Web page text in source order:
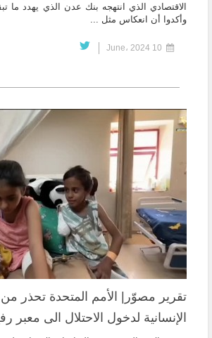
الاقتصادي الذي انتهجه بنك عدن الذي يهدد
وأكدوا أن انعكاس مثل ...
تقرير مصوّر| الأمم المتحدة تحذر من
الإنسانية لدخول الاحتلال الى معبر